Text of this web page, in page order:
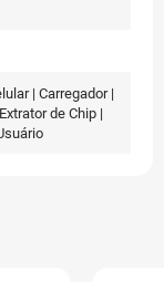
| Carregador |
de Chip |